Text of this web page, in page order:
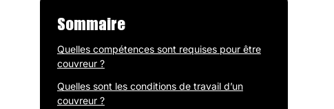
Sommaire
Quelles compétences sont requises pour être
couvreur ?
Quelles sont les conditions de travail d’un
couvreur ?